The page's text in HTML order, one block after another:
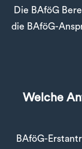
Die BAföG
die BAföG-
Welche
BAföG-